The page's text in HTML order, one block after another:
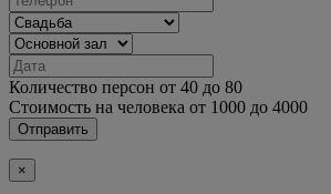
Количество персон от 40 до 80
Стоимость на человека от 1000 до 4000
Отправить
×